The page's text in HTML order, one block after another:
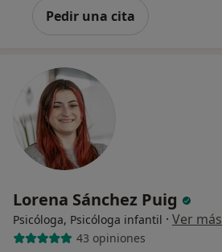
Pedir una cita
Lorena Sánchez Puig
Psicóloga, Psicóloga infantil · Ver más
43 opiniones